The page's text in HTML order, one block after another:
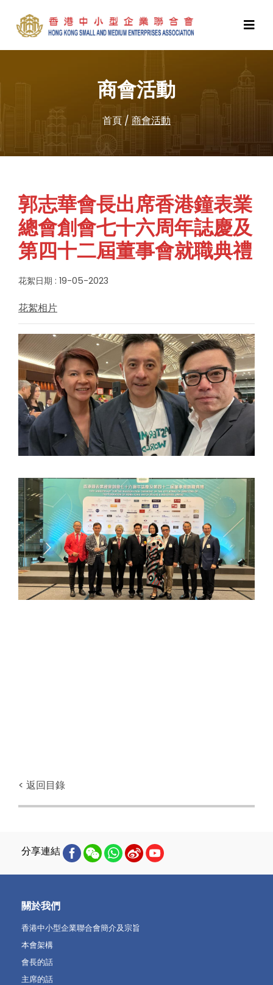
商會活動
首頁/ 商會活動
郭志華會長出席香港鐘表業
總會創會七十六周年誌慶及
第四十二屆董事會就職典禮
花絮日期 : 19-05-2023
花絮相片
< 返回目錄
分享連結
關於我們
香港中小型企業聯合會簡介及宗旨
本會架構
會長的話
主席的話